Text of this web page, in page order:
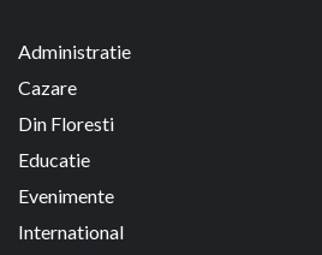
Administratie
Cazare
Din Floresti
Educatie
Evenimente
International